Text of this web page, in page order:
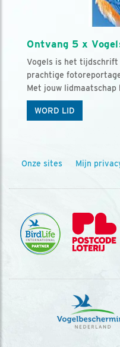
Ontvang 5 x
Vogels is het tijdschrift
prachtige
Met jouw lidmaatschap
WORD LID
Onze sites Mijn